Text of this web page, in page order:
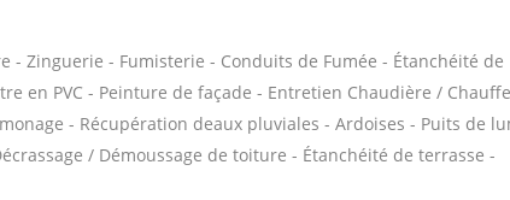
- Zinguerie - Fumisterie - Conduits de Fumée - Étanchéité de
en PVC - Peinture de façade - Entretien Chaudière /
- Récupération deaux pluviales - Ardoises - Puits de
/ Démoussage de toiture - Étanchéité de terrasse -